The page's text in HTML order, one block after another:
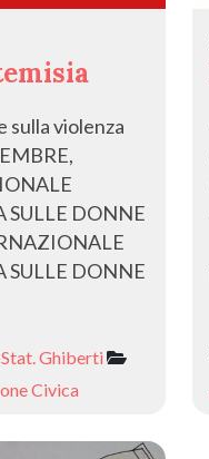
violenza
SULLE DONNE
SULLE DONNE
Stat. Ghiberti
Civica